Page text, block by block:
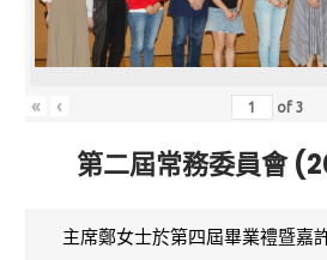
« ‹ of3
第二屆常務委員會
主席鄭女士於第四屆畢業禮暨嘉